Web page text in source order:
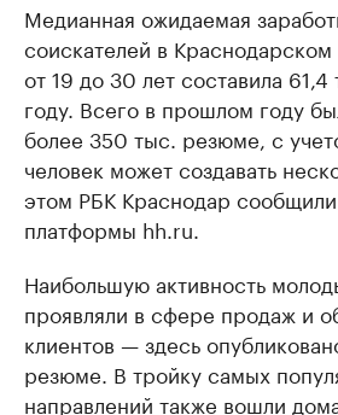
Медианная ожидаемая
соискателей в Краснодарском
от 19 до 30 лет составила
году. Всего в прошлом году
более 350 тыс. резюме, с
человек может создавать
этом РБК Краснодар
платформы hh.ru.
Наибольшую активность
проявляли в сфере продаж и
клиентов — здесь
резюме. В тройку самых
направлений также вошли